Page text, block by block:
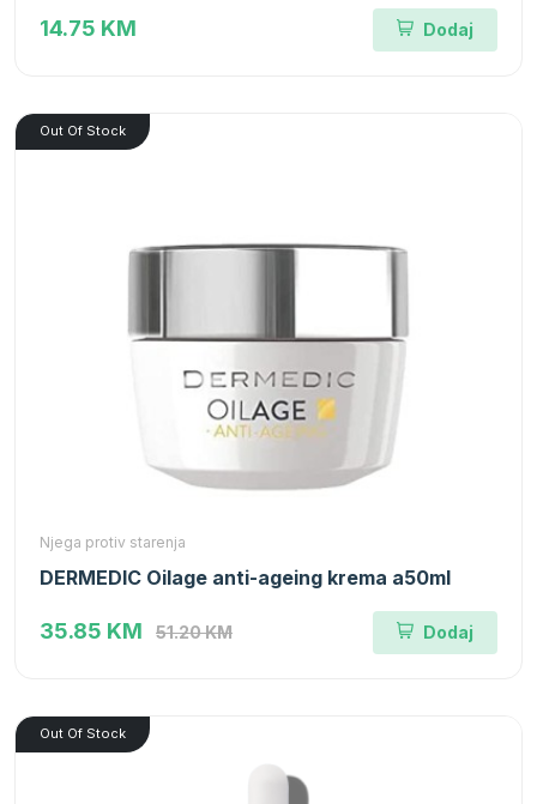
14.75 KM Dodaj
Out Of Stock
Njega protiv starenja
DERMEDIC Oilage anti-ageing krema a50ml
35.85 KM 51.20 KM Dodaj
Out Of Stock